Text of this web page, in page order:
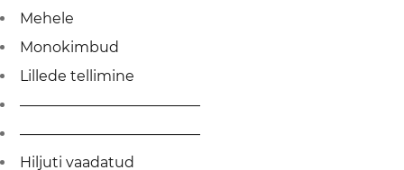
Mehele
Monokimbud
Lillede tellimine
————————————–
————————————–
Hiljuti vaadatud